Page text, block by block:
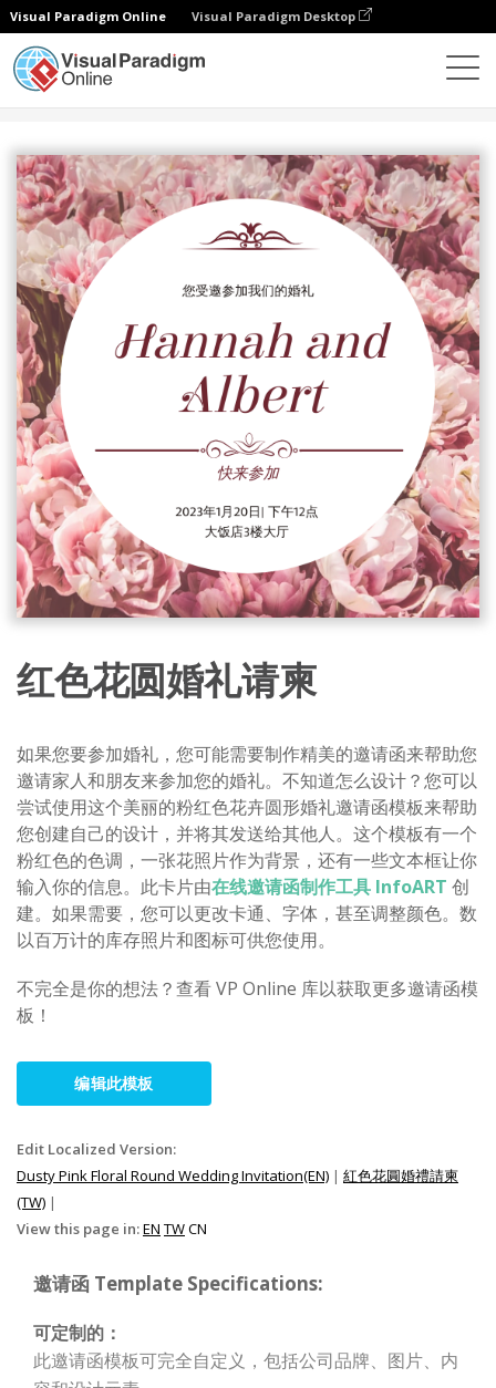
Visual Paradigm Online Visual Paradigm Desktop
红色花圆婚礼请柬
如果您要参加婚礼，您可能需要制作精美的邀请函来帮助您
邀请家人和朋友来参加您的婚礼。不知道怎么设计？您可以
尝试使用这个美丽的粉红色花卉圆形婚礼邀请函模板来帮助
您创建自己的设计，并将其发送给其他人。这个模板有一个
粉红色的色调，一张花照片作为背景，还有一些文本框让你
输入你的信息。此卡片由在线邀请函制作工具 InfoART 创
建。如果需要，您可以更改卡通、字体，甚至调整颜色。数
以百万计的库存照片和图标可供您使用。
不完全是你的想法？查看 VP Online 库以获取更多邀请函模
板！
编辑此模板
Edit Localized Version:
Dusty Pink Floral Round Wedding Invitation(EN) | 紅色花圓婚禮請柬
(TW) |
View this page in:EN TWCN
邀请函 Template Specifications:
可定制的：
此邀请函模板可完全自定义，包括公司品牌、图片、内